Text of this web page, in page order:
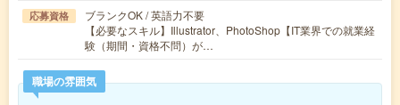
応募資格
ブランクOK / 英語力不要
【必要なスキル】Illustrator、PhotoShop【IT業界での就業経
験（期間・資格不問）が…
職場の雰囲気